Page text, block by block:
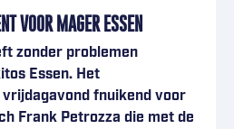
VOOR MAGER ESSEN
zonder problemen
Essen. Het
fnuikend voor
Frank Petrozza die met de